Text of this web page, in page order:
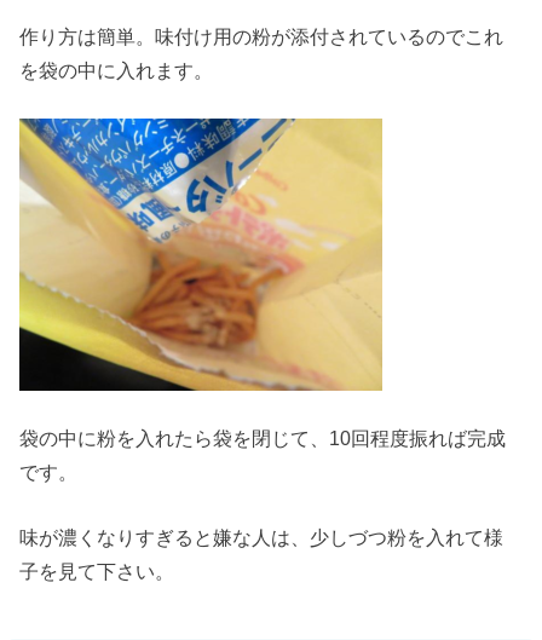
作り方は簡単。味付け用の粉が添付されているのでこれ
を袋の中に入れます。
袋の中に粉を入れたら袋を閉じて、10回程度振れば完成
です。
味が濃くなりすぎると嫌な人は、少しづつ粉を入れて様
子を見て下さい。